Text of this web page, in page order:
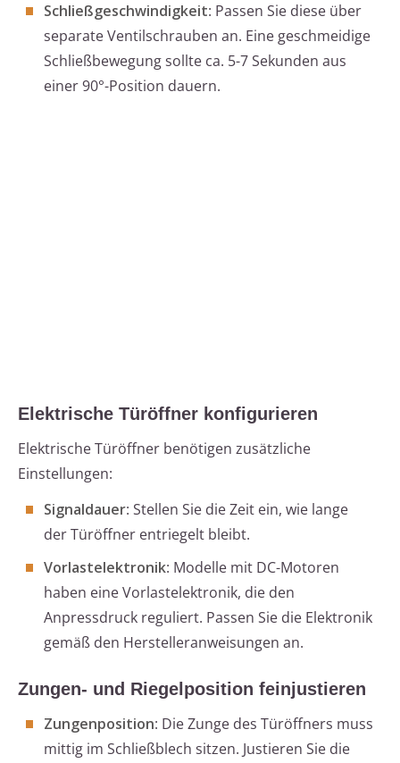
Schließgeschwindigkeit: Passen Sie diese über
separate Ventilschrauben an. Eine geschmeidige
Schließbewegung sollte ca. 5-7 Sekunden aus
einer 90°-Position dauern.
Elektrische Türöffner konfigurieren
Elektrische Türöffner benötigen zusätzliche
Einstellungen:
Signaldauer: Stellen Sie die Zeit ein, wie lange
der Türöffner entriegelt bleibt.
Vorlastelektronik: Modelle mit DC-Motoren
haben eine Vorlastelektronik, die den
Anpressdruck reguliert. Passen Sie die Elektronik
gemäß den Herstelleranweisungen an.
Zungen- und Riegelposition feinjustieren
Zungenposition: Die Zunge des Türöffners muss
mittig im Schließblech sitzen. Justieren Sie die